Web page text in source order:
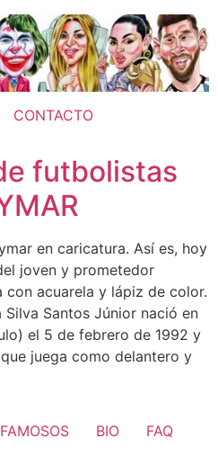
CONTACTO
futbolistas
en caricatura. Así es, hoy
joven y prometedor
acuarela y lápiz de color.
Silva Santos Júnior nació en
el 5 de febrero de 1992 y
juega como delantero y
FAMOSOS BIO FAQ